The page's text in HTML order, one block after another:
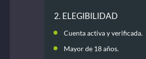
2. ELEGIBILIDAD
Cuenta activa y verificada.
Mayor de 18 años.